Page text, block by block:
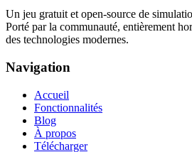
Un jeu gratuit et open-source de
Porté par la communauté, entièrement
des technologies modernes.
Navigation
Accueil
Fonctionnalités
Blog
À propos
Télécharger